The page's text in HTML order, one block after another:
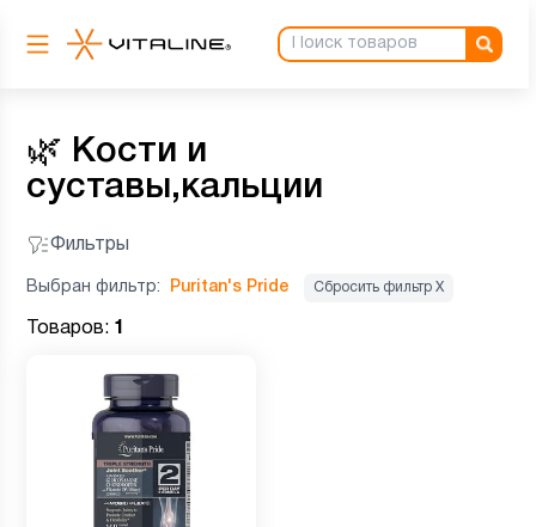
🌿 Кости и
суставы,кальции
Фильтры
Выбран фильтр: Puritan's Pride Сбросить фильтр Х
Товаров: 1